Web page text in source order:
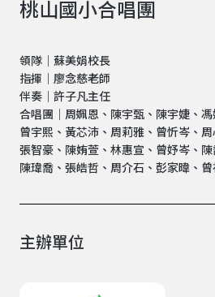
桃山國小合唱團
領隊｜蘇美娟校長
指揮｜廖念慈老師
伴奏｜許子凡主任
合唱團｜周姵恩、陳宇甄、陳宇婕、馮
曾宇熙、黃芯沛、周莉雅、曾忻岑、周
張智豪、陳姷萱、林惠宣、曾妤岑、陳
陳瑋喬、張皓哲、周介石、彭家暐、曾
主辦單位